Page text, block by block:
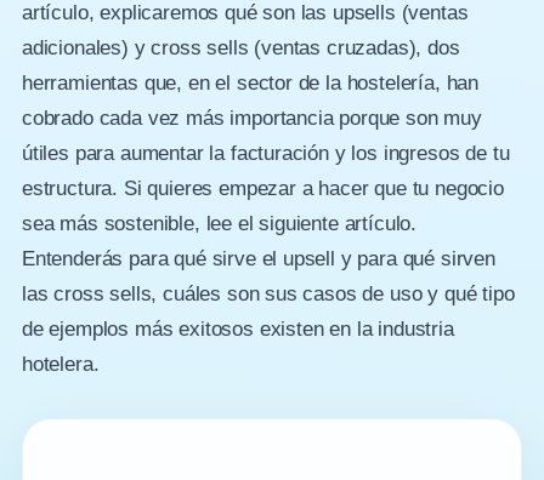
artículo, explicaremos qué son las upsells (ventas
adicionales) y cross sells (ventas cruzadas), dos
herramientas que, en el sector de la hostelería, han
cobrado cada vez más importancia porque son muy
útiles para aumentar la facturación y los ingresos de tu
estructura. Si quieres empezar a hacer que tu negocio
sea más sostenible, lee el siguiente artículo.
Entenderás para qué sirve el upsell y para qué sirven
las cross sells, cuáles son sus casos de uso y qué tipo
de ejemplos más exitosos existen en la industria
hotelera.